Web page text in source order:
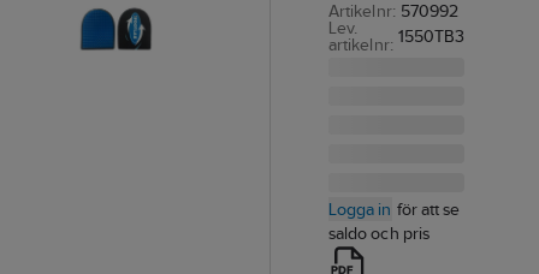
Artikelnr: 570992
Lev.
artikelnr: 1550TB3
Logga in för att se
saldo och pris